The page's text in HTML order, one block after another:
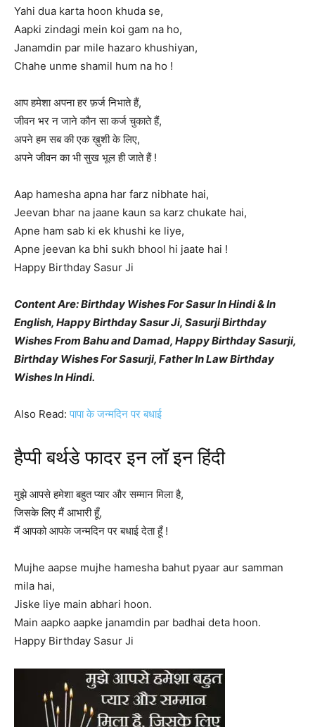
Yahi dua karta hoon khuda se,
Aapki zindagi mein koi gam na ho,
Janamdin par mile hazaro khushiyan,
Chahe unme shamil hum na ho !
आप हमेशा अपना हर फ़र्ज निभाते हैं,
जीवन भर न जाने कौन सा कर्ज चुकाते हैं,
अपने हम सब की एक ख़ुशी के लिए,
अपने जीवन का भी सुख भूल ही जाते हैं !
Aap hamesha apna har farz nibhate hai,
Jeevan bhar na jaane kaun sa karz chukate hai,
Apne ham sab ki ek khushi ke liye,
Apne jeevan ka bhi sukh bhool hi jaate hai !
Happy Birthday Sasur Ji
Content Are: Birthday Wishes For Sasur In Hindi & In
English, Happy Birthday Sasur Ji, Sasurji Birthday
Wishes From Bahu and Damad, Happy Birthday Sasurji,
Birthday Wishes For Sasurji, Father In Law Birthday
Wishes In Hindi.
Also Read:पापा के जन्मदिन पर बधाई
हैप्पी बर्थडे फादर इन लॉ इन हिंदी
मुझे आपसे हमेशा बहुत प्यार और सम्मान मिला है,
जिसके लिए मैं आभारी हूँ,
मैं आपको आपके जन्मदिन पर बधाई देता हूँ !
Mujhe aapse mujhe hamesha bahut pyaar aur samman
mila hai,
Jiske liye main abhari hoon.
Main aapko aapke janamdin par badhai deta hoon.
Happy Birthday Sasur Ji